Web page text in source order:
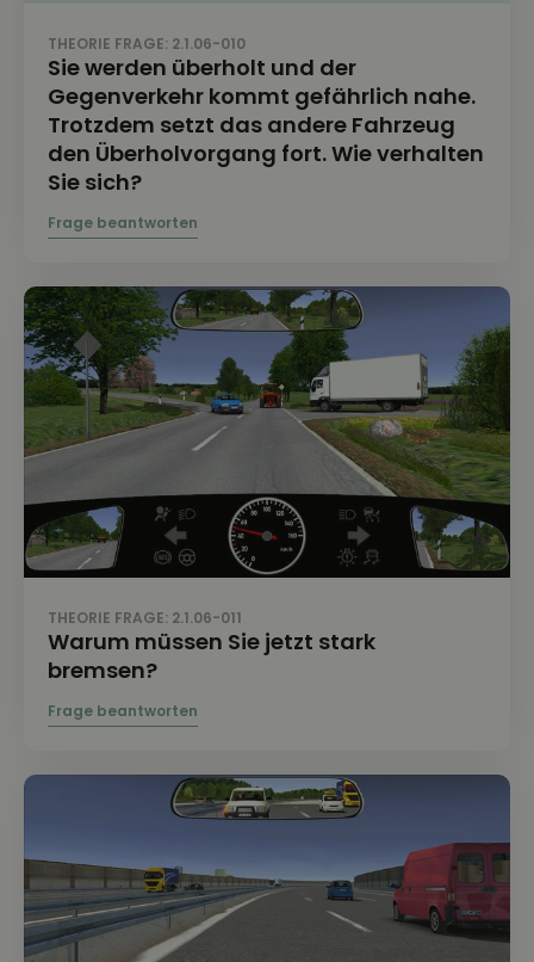
THEORIE FRAGE: 2.1.06-010
Sie werden überholt und der
Gegenverkehr kommt gefährlich nahe.
Trotzdem setzt das andere Fahrzeug
den Überholvorgang fort. Wie verhalten
Sie sich?
THEORIE FRAGE: 2.1.06-011
Warum müssen Sie jetzt stark
bremsen?